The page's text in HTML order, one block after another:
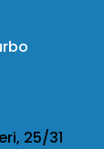
25/31